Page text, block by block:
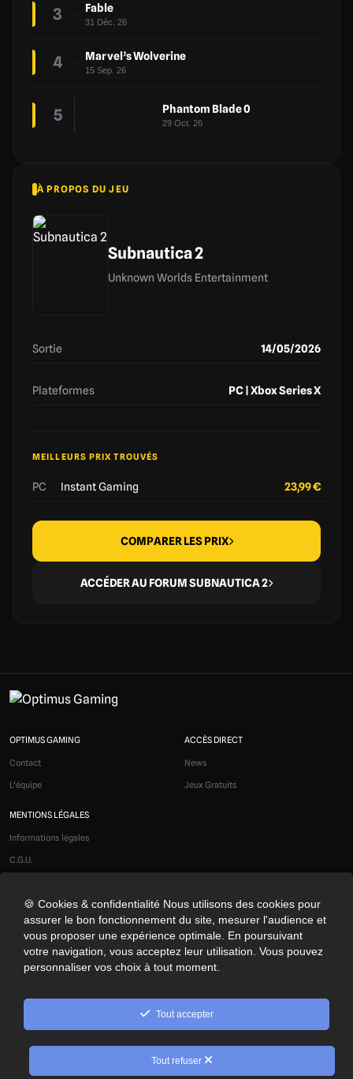
3 Fable
31 Déc. 26
4 Marvel’s Wolverine
15 Sep. 26
5 Phantom Blade 0
29 Oct. 26
À PROPOS DU JEU
Subnautica 2
Unknown Worlds Entertainment
Sortie 14/05/2026
Plateformes PC | Xbox Series X
MEILLEURS PRIX TROUVÉS
PC Instant Gaming 23,99 €
COMPARER LES PRIX
ACCÉDER AU FORUM SUBNAUTICA 2
OPTIMUS GAMING
Contact
L'équipe
ACCÈS DIRECT
News
Jeux Gratuits
MENTIONS LÉGALES
Informations légales
C.G.U.
Modération
Confidentialité
Cookies
Préférences cookies
NOS RÉSEAUX SOCIAUX
© 2026 Optimus Gaming. Tous droits réservés.
🍪 Cookies & confidentialité Nous utilisons des cookies pour
assurer le bon fonctionnement du site, mesurer l'audience et
vous proposer une expérience optimale. En poursuivant
votre navigation, vous acceptez leur utilisation. Vous pouvez
personnaliser vos choix à tout moment.
Tout accepter
Tout refuser